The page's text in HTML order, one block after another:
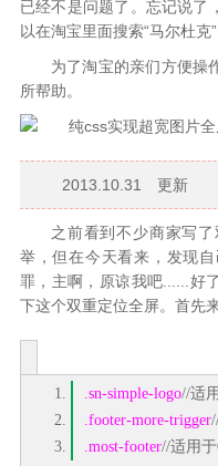
已经不是问题了。忘记说了
以在淘宝里面搜索“马尔杜克
为了淘宝的亲们方便操
所帮助。
2013.10.31 更
之前看到不少商家写
举，但在今天看来，发现
罪，主啊，原谅我吧......好
下这个双重定位全屏。首先
.sn-simple-logo//适
.footer-more-trigger
.most-footer//适用